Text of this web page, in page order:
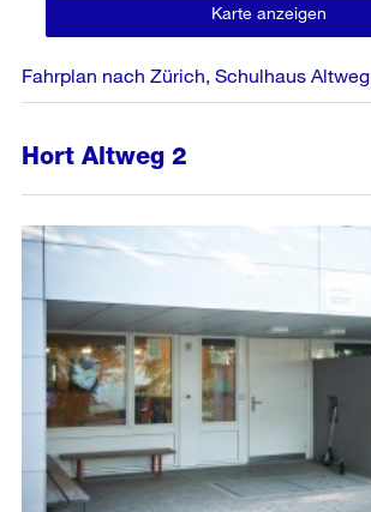
Karte anzeigen
Fahrplan nach Zürich, Schulhaus Altweg
Hort Altweg 2